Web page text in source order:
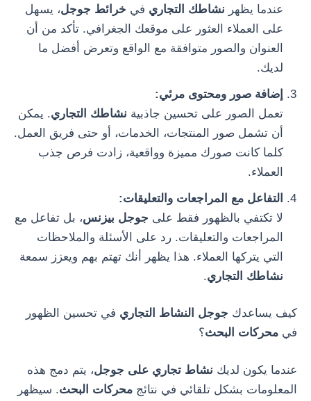
عندما يظهر نشاطك التجاري في خرائط جوجل، يسهل
على العملاء العثور على موقعك الجغرافي. تأكد من أن
العنوان والصور متوافقة مع الواقع وتعرض أفضل ما
لديك.
إضافة صور ومحتوى مرئي:
تعمل الصور على تحسين جاذبية نشاطك التجاري. يمكن
أن تشمل صور المنتجات، الخدمات، أو حتى فريق العمل.
كلما كانت صورك مميزة وواقعية، زادت فرص جذب
العملاء.
التفاعل مع المراجعات والتعليقات:
لا تكتفي بالظهور فقط على جوجل بيزنس، بل تفاعل مع
المراجعات والتعليقات. رد على الأسئلة والملاحظات
التي يتركها العملاء. هذا يظهر أنك تهتم بهم ويعزز سمعة
نشاطك التجاري.
كيف يساعدك جوجل النشاط التجاري في تحسين الظهور
في محركات البحث؟
عندما يكون لديك نشاط تجاري على جوجل، يتم دمج هذه
المعلومات بشكل تلقائي في نتائج محركات البحث. سيظهر